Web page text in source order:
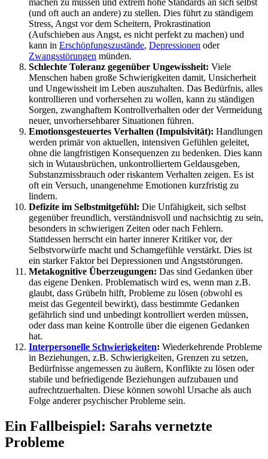
machen zu müssen und extrem hohe Standards an sich selbst
(und oft auch an andere) zu stellen. Dies führt zu ständigem
Stress, Angst vor dem Scheitern, Prokrastination
(Aufschieben aus Angst, es nicht perfekt zu machen) und
kann in Erschöpfungszustände, Depressionen oder
Zwangsstörungen münden.
Schlechte Toleranz gegenüber Ungewissheit: Viele
Menschen haben große Schwierigkeiten damit, Unsicherheit
und Ungewissheit im Leben auszuhalten. Das Bedürfnis, alles
kontrollieren und vorhersehen zu wollen, kann zu ständigen
Sorgen, zwanghaftem Kontrollverhalten oder der Vermeidung
neuer, unvorhersehbarer Situationen führen.
Emotionsgesteuertes Verhalten (Impulsivität): Handlungen
werden primär von aktuellen, intensiven Gefühlen geleitet,
ohne die langfristigen Konsequenzen zu bedenken. Dies kann
sich in Wutausbrüchen, unkontrolliertem Geldausgeben,
Substanzmissbrauch oder riskantem Verhalten zeigen. Es ist
oft ein Versuch, unangenehme Emotionen kurzfristig zu
lindern.
Defizite im Selbstmitgefühl: Die Unfähigkeit, sich selbst
gegenüber freundlich, verständnisvoll und nachsichtig zu sein,
besonders in schwierigen Zeiten oder nach Fehlern.
Stattdessen herrscht ein harter innerer Kritiker vor, der
Selbstvorwürfe macht und Schamgefühle verstärkt. Dies ist
ein starker Faktor bei Depressionen und Angststörungen.
Metakognitive Überzeugungen: Das sind Gedanken über
das eigene Denken. Problematisch wird es, wenn man z.B.
glaubt, dass Grübeln hilft, Probleme zu lösen (obwohl es
meist das Gegenteil bewirkt), dass bestimmte Gedanken
gefährlich sind und unbedingt kontrolliert werden müssen,
oder dass man keine Kontrolle über die eigenen Gedanken
hat.
Interpersonelle Schwierigkeiten: Wiederkehrende Probleme
in Beziehungen, z.B. Schwierigkeiten, Grenzen zu setzen,
Bedürfnisse angemessen zu äußern, Konflikte zu lösen oder
stabile und befriedigende Beziehungen aufzubauen und
aufrechtzuerhalten. Diese können sowohl Ursache als auch
Folge anderer psychischer Probleme sein.
Ein Fallbeispiel: Sarahs vernetzte
Probleme